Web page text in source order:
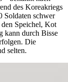
des Koreakriegs
Soldaten schwer
Speichel, Kot
kann durch Bisse
Die
selten.